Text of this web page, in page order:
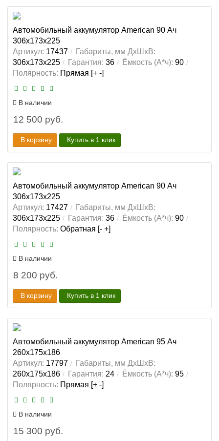
Автомобильный аккумулятор American 90 Ач
306x173x225
Артикул: 17437
Габариты, мм ДхШхВ:
306x173x225
Гарантия: 36 Ёмкость (А*ч): 90
Полярность: Прямая [+ -]
В наличии
12 500 руб.
В корзину Купить в 1 клик
Автомобильный аккумулятор American 90 Ач
306x173x225
Артикул: 17427
Габариты, мм ДхШхВ:
306x173x225
Гарантия: 36 Ёмкость (А*ч): 90
Полярность: Обратная [- +]
В наличии
8 200 руб.
В корзину Купить в 1 клик
Автомобильный аккумулятор American 95 Ач
260x175x186
Артикул: 17797
Габариты, мм ДхШхВ:
260x175x186
Гарантия: 24 Ёмкость (А*ч): 95
Полярность: Прямая [+ -]
В наличии
15 300 руб.